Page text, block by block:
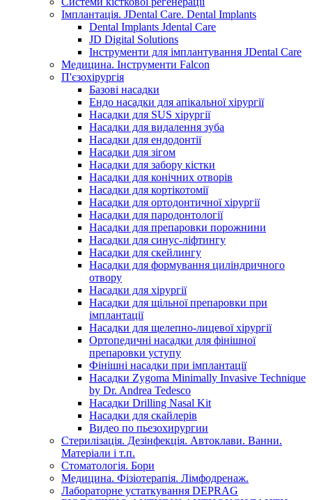
Імплантація. JDental Care. Dental Implants
Dental Implants Jdental Care
JD Digital Solutions
Інструменти для імплантування JDental Care
Медицина. Інструменти Falcon
П'єзохірургія
Базові насадки
Ендо насадки для апікальної хірургії
Насадки для SUS хірургії
Насадки для видалення зуба
Насадки для ендодонтії
Насадки для зігом
Насадки для забору кістки
Насадки для конічних отворів
Насадки для кортікотомії
Насадки для ортодонтичної хірургії
Насадки для пародонтології
Насадки для препаровки порожнини
Насадки для синус-ліфтингу
Насадки для скейлингу
Насадки для формування циліндричного
отвору
Насадки для хірургії
Насадки для щільної препаровки при
імплантації
Насадки для щелепно-лицевої хірургії
Ортопедичні насадки для фінішної
препаровки уступу
Фінішні насадки при імплантації
Насадки Zygoma Minimally Invasive Technique
by Dr. Andrea Tedesco
Насадки Drilling Nasal Kit
Насадки для скайлерів
Видео по пьезохирургии
Стерилізація. Дезінфекція. Автоклави. Ванни.
Матеріали і т.п.
Стоматологія. Бори
Медицина. Фізіотерапія. Лімфодренаж.
Лабораторне устаткування DEPRAG